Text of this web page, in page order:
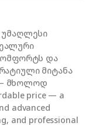
უმაღლესი
და
მიტანა
— მხოლოდ
price — a
advanced
and professional